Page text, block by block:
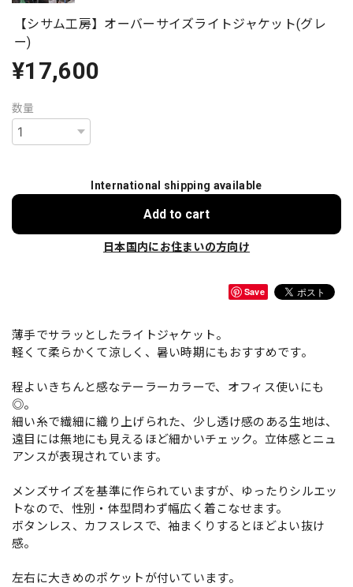
【シサム工房】オーバーサイズライトジャケット(グレ
ー)
¥17,600
数量
International shipping available
Add to cart
日本国内にお住まいの方向け
Save
薄手でサラッとしたライトジャケット。
軽くて柔らかくて涼しく、暑い時期にもおすすめです。
程よいきちんと感なテーラーカラーで、オフィス使いにも
◎。
細い糸で繊細に織り上げられた、少し透け感のある生地は、
遠目には無地にも見えるほど細かいチェック。立体感とニュ
アンスが表現されています。
メンズサイズを基準に作られていますが、ゆったりシルエッ
トなので、性別・体型問わず幅広く着こなせます。
ボタンレス、カフスレスで、袖まくりするとほどよい抜け
感。
左右に大きめのポケットが付いています。